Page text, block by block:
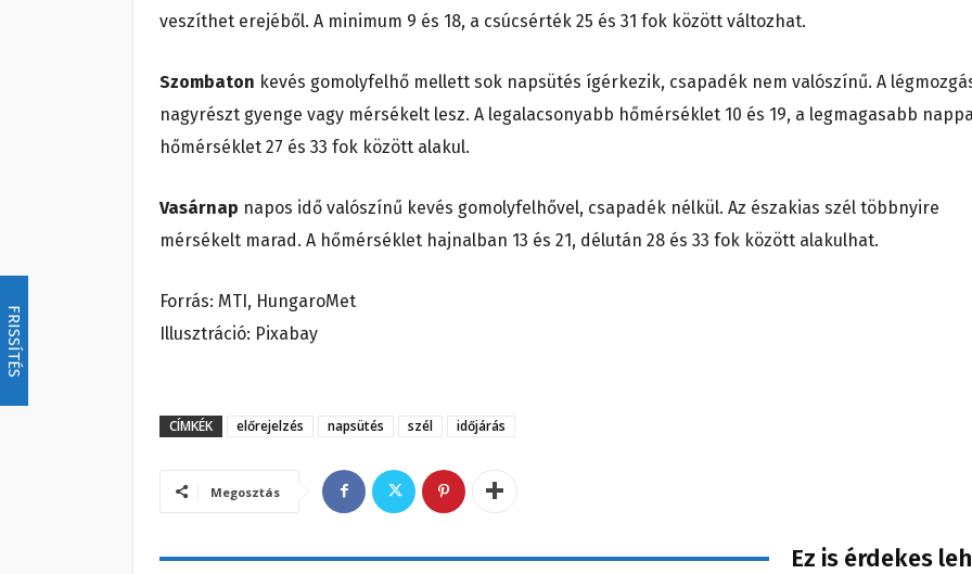
FRISSÍTÉS
veszíthet erejéből. A minimum 9 és 18, a csúcsérték 25 és 31 fok között változhat.
Szombaton kevés gomolyfelhő mellett sok napsütés ígérkezik, csapadék nem valószínű. A
nagyrészt gyenge vagy mérsékelt lesz. A legalacsonyabb hőmérséklet 10 és 19, a legmagasabb
hőmérséklet 27 és 33 fok között alakul.
Vasárnap napos idő valószínű kevés gomolyfelhővel, csapadék nélkül. Az északias szél többnyire
mérsékelt marad. A hőmérséklet hajnalban 13 és 21, délután 28 és 33 fok között alakulhat.
Forrás: MTI, HungaroMet
Illusztráció: Pixabay
CÍMKÉK előrejelzés napsütés szél időjárás
Megosztás
Ez is érdekes